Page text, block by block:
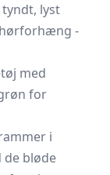
lyst
-
med
for
i
de bløde